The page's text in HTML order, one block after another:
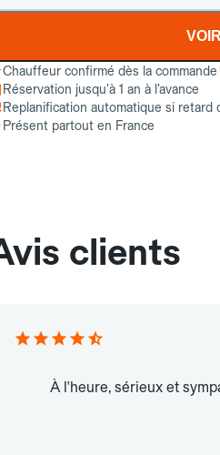
Chauffeur confirmé dès la commande
Réservation jusqu’à 1 an à l’avance
Replanification automatique si retard
Présent partout en France
clients
À l'heure, sérieux et